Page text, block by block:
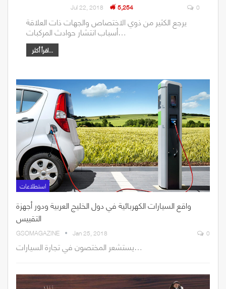
Jul 22, 2018 5,254 0
يرجع الكثير من ذوي الاختصاص والجهات ذات العلاقة
أسباب انتشار حوادث المركبات…
اقرأ أكثر...
استطلاعات
واقع السيارات الكهربائية في دول الخليج العربية ودور أجهزة
التقييس
GSOMAGAZINE Jan 25, 2018 0
يستشعر المختصون في تجارة السيارات…